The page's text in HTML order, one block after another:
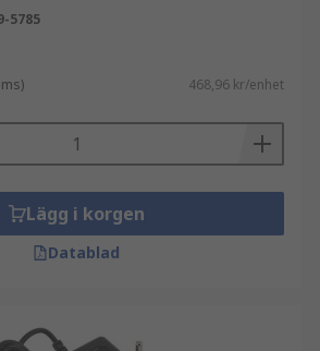
5785
468,96 kr/enhet
Lägg i korgen
Datablad